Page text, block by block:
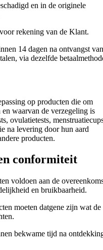
en in de originele
rekening van de Klant.
14 dagen na ontvangst van
via dezelfde
op producten die om
waarvan de verzegeling is
ovulatietests,
na levering door hun aard
producten.
conformiteit
voldoen aan de
en bruikbaarheid.
moeten datgene zijn wat de
bekwame tijd na